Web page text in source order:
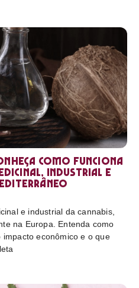
como funciona
industrial e
e industrial da cannabis,
na Europa. Entenda como
econômico e o que